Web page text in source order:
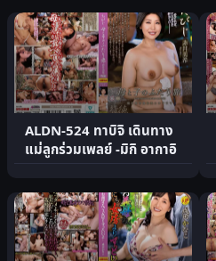
ALDN-524 ทาบิจิ เดินทาง
แม่ลูกร่วมเพลย์ -มิกิ อากาอิ